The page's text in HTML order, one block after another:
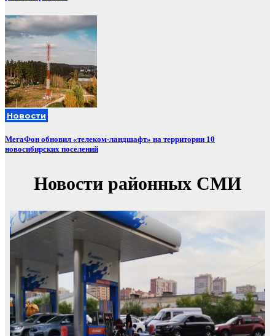
Новости
МегаФон обновил «телеком-ландшафт» на территории 10
новосибирских поселений